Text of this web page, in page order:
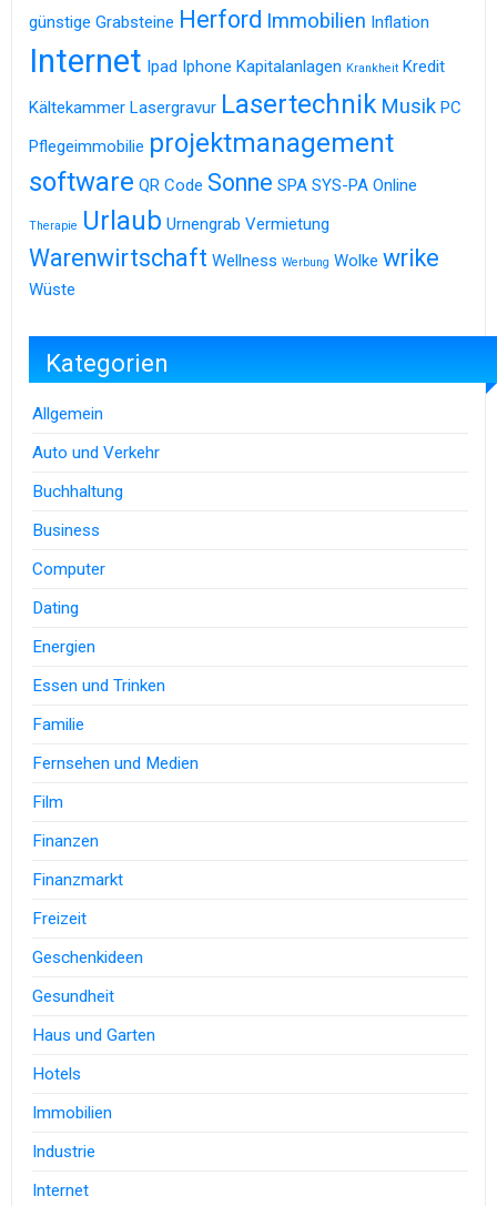
günstige Grabsteine Herford Immobilien Inflation
Internet Ipad Iphone Kapitalanlagen Krankheit Kredit
Kältekammer Lasergravur Lasertechnik Musik PC
Pflegeimmobilie projektmanagement
software QR Code Sonne SPA SYS-PA Online
Therapie Urlaub Urnengrab Vermietung
Warenwirtschaft Wellness Werbung Wolke wrike
Wüste
Kategorien
Allgemein
Auto und Verkehr
Buchhaltung
Business
Computer
Dating
Energien
Essen und Trinken
Familie
Fernsehen und Medien
Film
Finanzen
Finanzmarkt
Freizeit
Geschenkideen
Gesundheit
Haus und Garten
Hotels
Immobilien
Industrie
Internet